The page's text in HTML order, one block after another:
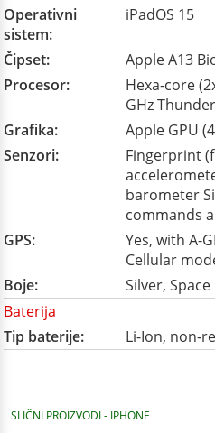
Operativni
sistem:
iPadOS 15
Čipset:
Apple A13
Procesor:
Hexa-core
GHz
Grafika:
Apple GPU
Senzori:
Fingerprint
barometer
commands
GPS:
Yes, with A-
Cellular
Boje:
Silver,
Baterija
Tip baterije:
Li-Ion, non-
SLIČNI PROIZVODI - IPHONE